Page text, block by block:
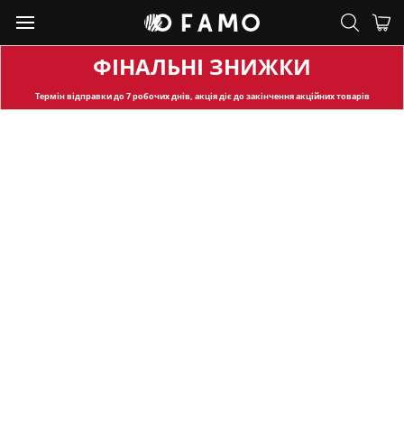
ФІНАЛЬНІ ЗНИЖКИ
Термін відправкидо 7 робочих днів, акція діє до закінчення акційних товарів